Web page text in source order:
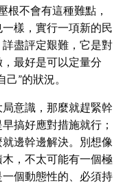
不會有這種難點，
樣，實行一項新的民
盡評定艱難，它是對
最好是可以定量分
”的狀況。
意識，那麼就趕緊幹
搞好應對措施就行；
邊幹邊解決。別想像
，不太可能有一個極
個動態性的、必須持